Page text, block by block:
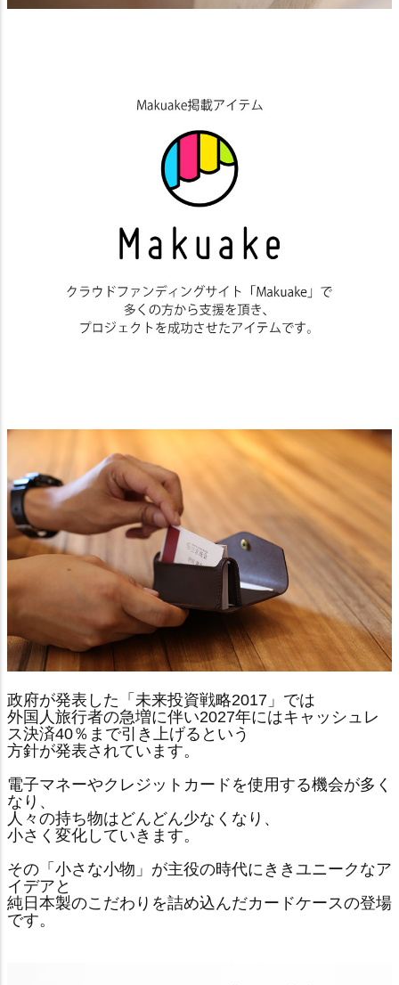
政府が発表した「未来投資戦略2017」では
外国人旅行者の急増に伴い2027年にはキャッシュレ
ス決済40％まで引き上げるという
方針が発表されています。
電子マネーやクレジットカードを使用する機会が多く
なり、
人々の持ち物はどんどん少なくなり、
小さく変化していきます。
その「小さな小物」が主役の時代にききユニークなア
イデアと
純日本製のこだわりを詰め込んだカードケースの登場
です。